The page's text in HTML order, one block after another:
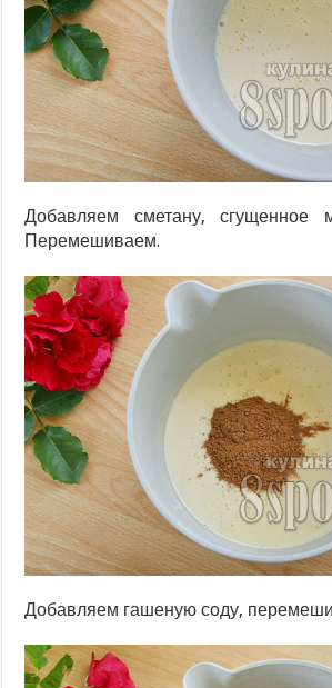
Добавляем сметану, сгущенное
Перемешиваем.
Добавляем гашеную соду,